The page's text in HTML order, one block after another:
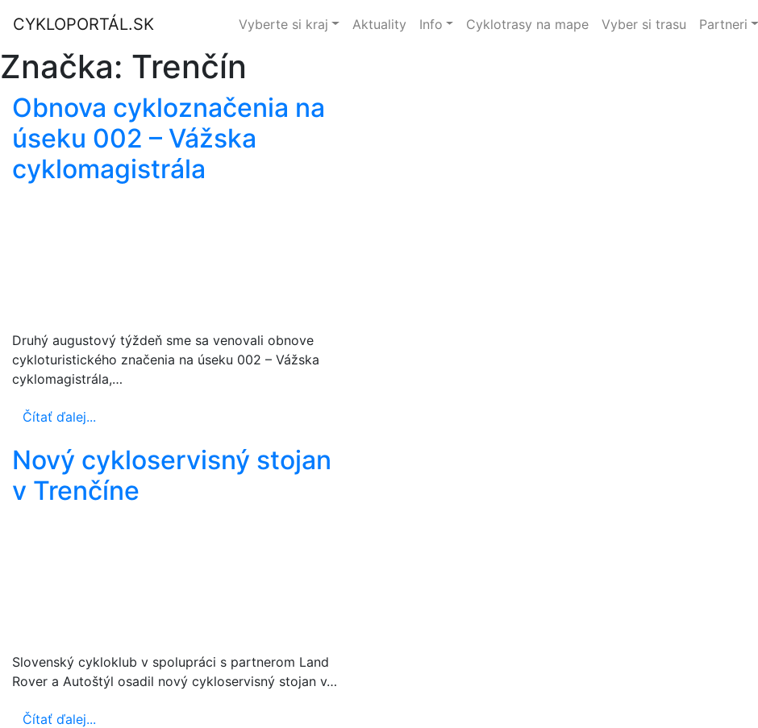
CYKLOPORTÁL.SK Vyberte si kraj Aktuality Info Cyklotrasy na mape Vyber si trasu Partneri
Značka: Trenčín
Obnova cykloznačenia na
úseku 002 – Vážska
cyklomagistrála
Druhý augustový týždeň sme sa venovali obnove
cykloturistického značenia na úseku 002 – Vážska
cyklomagistrála,…
Čítať ďalej...
Nový cykloservisný stojan
v Trenčíne
Slovenský cykloklub v spolupráci s partnerom Land
Rover a Autoštýl osadil nový cykloservisný stojan v…
Čítať ďalej...